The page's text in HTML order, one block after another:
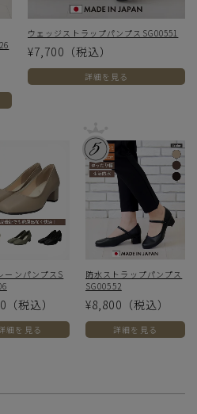
ウェッジストラップパンプスSG00551
¥7,700 （税込）
詳細を見る
ーンパンプスS
（税込）
細を見る
防水ストラップパンプス
SG00552
¥8,800 （税込）
詳細を見る